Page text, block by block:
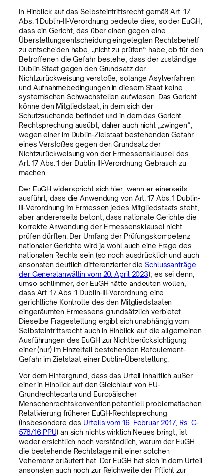
In Hinblick auf das Selbsteintrittsrecht gemäß Art. 17
Abs. 1 Dublin-III-Verordnung bedeute dies, so der EuGH,
dass ein Gericht, das über einen gegen eine
Überstellungsentscheidung eingelegten Rechtsbehelf
zu entscheiden habe, „nicht zu prüfen“ habe, ob für den
Betroffenen die Gefahr bestehe, dass der zuständige
Dublin-Staat gegen den Grundsatz der
Nichtzurückweisung verstoße, solange Asylverfahren
und Aufnahmebedingungen in diesem Staat keine
systemischen Schwachstellen aufwiesen. Das Gericht
könne den Mitgliedstaat, in dem sich der
Schutzsuchende befindet und in dem das Gericht
Rechtsprechung ausübt, daher auch nicht „zwingen“,
wegen einer im Dublin-Zielstaat bestehenden Gefahr
eines Verstoßes gegen den Grundsatz der
Nichtzurückweisung von der Ermessensklausel des
Art. 17 Abs. 1 der Dublin‑III-Verordnung Gebrauch zu
machen.
Der EuGH widerspricht sich hier, wenn er einerseits
ausführt, dass die Anwendung von Art. 17 Abs. 1 Dublin-
III-Verordnung im Ermessen jedes Mitgliedstaats steht,
aber andererseits betont, dass nationale Gerichte die
korrekte Anwendung der Ermessensklausel nicht
prüfen dürften. Der Umfang der Prüfungskompetenz
nationaler Gerichte wird ja wohl auch eine Frage des
nationalen Rechts sein (so noch ausdrücklich und auch
ansonsten deutlich differenzierter dieSchlussanträge
der Generalanwältin vom 20. April 2023), es sei denn,
umso schlimmer, der EuGH hätte andeuten wollen,
dass Art. 17 Abs. 1 Dublin-III-Verordnung eine
gerichtliche Kontrolle des den Mitgliedstaaten
eingeräumten Ermessens grundsätzlich verbietet.
Dieselbe Fragestellung ergibt sich unabhängig vom
Selbsteintrittsrecht auch in Hinblick auf die allgemeinen
Ausführungen des EuGH zur Nichtberücksichtigung
einer (nur) im Einzelfall bestehenden Refoulement-
Gefahr im Zielstaat einer Dublin-Überstellung.
Vor dem Hintergrund, dass das Urteil inhaltlich außer
einer in Hinblick auf den Gleichlauf von EU-
Grundrechtecarta und Europäischer
Menschenrechtskonvention potentiell problematischen
Relativierung früherer EuGH-Rechtsprechung
(insbesondere des Urteils vom 16. Februar 2017, Rs. C-
578/16 PPU) an sich nichts wirklich Neues bringt, ist
weder ersichtlich noch verständlich, warum der EuGH
die bestehende Rechtslage mit einer solchen
Vehemenz erläutert hat. Der EuGH hat sich in dem Urteil
ansonsten auch noch zur Reichweite der Pflicht zur